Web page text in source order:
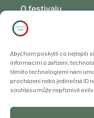
Abychom poskytli co nejlepší
informacím o zařízení,
těmito technologiemi nám
procházení nebo jedinečná ID
souhlasu může nepříznivě
O festivalu
Kontakt
Copyright © 2023 –